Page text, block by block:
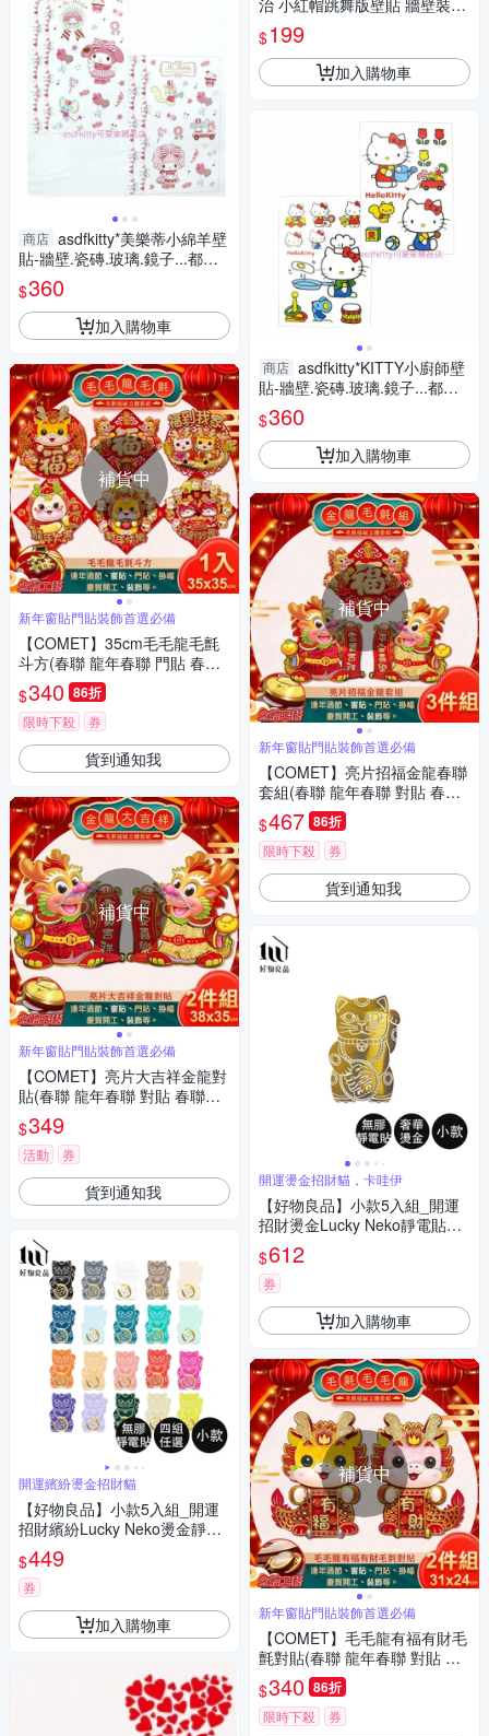
商店 asdfkitty*美樂蒂小綿羊壁
貼-牆壁.瓷磚.玻璃.鏡子...都可
貼-日本正版商品
$360
加入購物車
補貨中
新年窗貼門貼裝飾首選必備
【COMET】35cm毛毛龍毛氈
斗方(春聯 龍年春聯 門貼 春聯
門貼 龍年門貼/WPZC41)
$340 86折
限時下殺 券
貨到通知我
補貨中
新年窗貼門貼裝飾首選必備
【COMET】亮片大吉祥金龍對
貼(春聯 龍年春聯 對貼 春聯對
貼 龍年對貼/WP4225)
$349
活動 券
貨到通知我
開運繽紛燙金招財貓
【好物良品】小款5入組_開運
招財繽紛Lucky Neko燙金靜電
貼紙(贈酷卡｜招財貓 吉祥物
靜電貼紙 窗貼)
$449
券
加入購物車
治 小紅帽跳舞版壁貼 牆壁裝飾
貼 瓷磚裝飾貼 玻璃裝飾貼 鏡子
裝飾貼-正版
$199
加入購物車
商店 asdfkitty*KITTY小廚師壁
貼-牆壁.瓷磚.玻璃.鏡子...都可
貼-日本正版商品
$360
加入購物車
補貨中
新年窗貼門貼裝飾首選必備
【COMET】亮片招福金龍春聯
套組(春聯 龍年春聯 對貼 春聯
對貼 龍年對貼 斗方/WP4155-2
25)
$467 86折
限時下殺 券
貨到通知我
開運燙金招財貓，卡哇伊
【好物良品】小款5入組_開運
招財燙金Lucky Neko靜電貼紙
(贈酷卡｜招財貓 吉祥物 靜電
貼紙 窗貼)
$612
券
加入購物車
補貨中
新年窗貼門貼裝飾首選必備
【COMET】毛毛龍有福有財毛
氈對貼(春聯 龍年春聯 對貼 春
聯對貼 龍年對貼/ZC4157)
$340 86折
限時下殺 券